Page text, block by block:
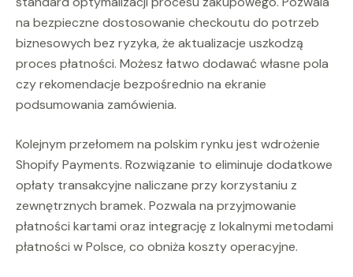
na bezpieczne dostosowanie checkoutu do potrzeb
biznesowych bez ryzyka, że aktualizacje uszkodzą
proces płatności. Możesz łatwo dodawać własne pola
czy rekomendacje bezpośrednio na ekranie
podsumowania zamówienia.
Kolejnym przełomem na polskim rynku jest wdrożenie
Shopify Payments. Rozwiązanie to eliminuje dodatkowe
opłaty transakcyjne naliczane przy korzystaniu z
zewnętrznych bramek. Pozwala na przyjmowanie
płatności kartami oraz integrację z lokalnymi metodami
płatności w Polsce, co obniża koszty operacyjne.